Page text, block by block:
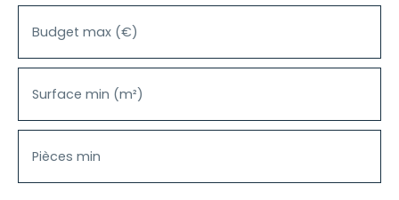
Budget max (€)
Surface min (m²)
Pièces min